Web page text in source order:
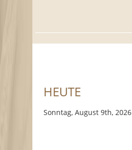
HEUTE
Sonntag, August 9th, 2026